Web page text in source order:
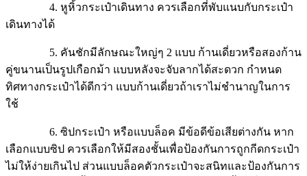
4. หูหิ้วกระเป๋าเดินทาง ควรเลือกที่พับแนบกับกระเป๋า
เดินทางได้
5. คันชักมีลักษณะใหญ่ๆ 2 แบบ ก้านเดี่ยวหรือสองก้าน
คู่ขนานเป็นรูปเกือกม้า แบบหลังจะจับลากได้สะดวก กำหนด
ทิศทางกระเป๋าได้ดีกว่า แบบก้านเดี่ยวถ้าเราไม่ชำนาญในการ
ใช้
6. ซิปกระเป๋า หรือแบบล็อค มีข้อดีข้อเสียต่างกัน หาก
เลือกแบบซิป ควรเลือกให้มีสองชั้นเพื่อป้องกันการถูกกีดกระเป๋า
ไม่ให้ง่ายเกินไป ส่วนแบบล็อคตัวกระเป๋าจะสนิทและป้องกันการ